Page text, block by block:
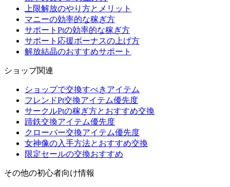
上限解放のやり方とメリット
マニーの効率的な稼ぎ方
サポートPtの効率的な稼ぎ方
サポート応援ボーナスの上げ方
解放結晶のおすすめサポート
ショップ関連
ショップで交換すべきアイテム
フレンドPt交換アイテム優先度
サークルPtの稼ぎ方とおすすめ交換
蹄鉄交換アイテム優先度
クローバー交換アイテム優先度
女神像の入手方法とおすすめ交換
限定セールの交換おすすめ
その他の初心者向け情報